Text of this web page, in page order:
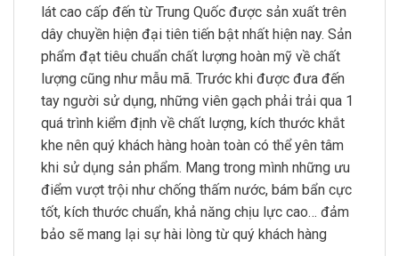
lát cao cấp đến từ Trung Quốc được sản xuất trên
dây chuyền hiện đại tiên tiến bật nhất hiện nay. Sản
phẩm đạt tiêu chuẩn chất lượng hoàn mỹ về chất
lượng cũng như mẫu mã. Trước khi được đưa đến
tay người sử dụng, những viên gạch phải trải qua 1
quá trình kiểm định về chất lượng, kích thước khắt
khe nên quý khách hàng hoàn toàn có thể yên tâm
khi sử dụng sản phẩm. Mang trong mình những ưu
điểm vượt trội như chống thấm nước, bám bẩn cực
tốt, kích thước chuẩn, khả năng chịu lực cao… đảm
bảo sẽ mang lại sự hài lòng từ quý khách hàng